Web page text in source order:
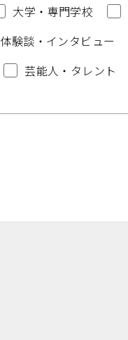
大学・専門学校
体験談・インタビュー
芸能人・タレント